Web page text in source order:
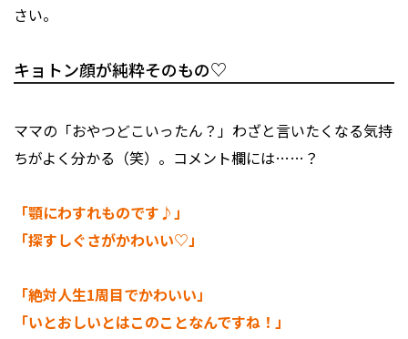
さい。
キョトン顔が純粋そのもの♡
ママの「おやつどこいったん？」わざと言いたくなる気持
ちがよく分かる（笑）。コメント欄には……？
「顎にわすれものです♪」
「探すしぐさがかわいい♡」
「絶対人生1周目でかわいい」
「いとおしいとはこのことなんですね！」